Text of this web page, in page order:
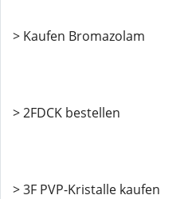
> Kaufen Bromazolam
> 2FDCK bestellen
> 3F PVP-Kristalle kaufen